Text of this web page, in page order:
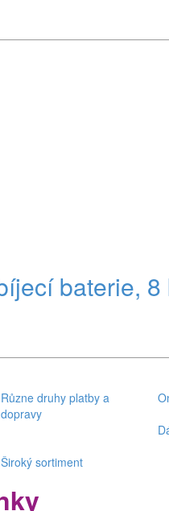
baterie, 8
Různe druhy platby a
dopravy
Široký sortiment